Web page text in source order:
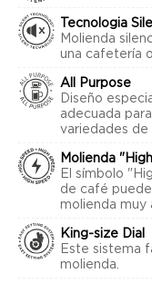
Tecnologia
Molienda
una cafetería
All Purpose
Diseño
adecuada
variedades
Molienda
El símbolo
de café
molienda muy
King-size Dial
Este sistema
molienda.